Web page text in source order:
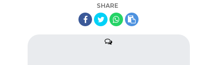
SHARE